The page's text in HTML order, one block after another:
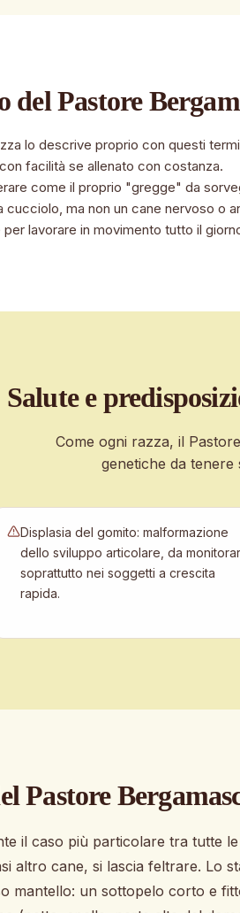
del Pastore
lo descrive proprio con questi
facilità se allenato con costanza.
come il proprio "gregge" da
ma non un cane nervoso o
lavorare in movimento tutto il
Salute e
Come ogni razza, il
genetiche da
Displasia del gomito: malformazione
dello sviluppo articolare, da
soprattutto nei soggetti a crescita
rapida.
Pastore
il caso più particolare tra tutte
altro cane, si lascia feltrare. Lo
mantello: un sottopelo corto e